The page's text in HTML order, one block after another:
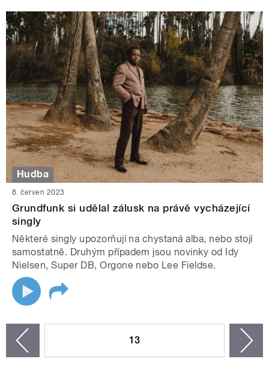
Hudba
8. červen 2023
Grundfunk si udělal zálusk na právě vycházející
singly
Některé singly upozorňují na chystaná alba, nebo stojí
samostatně. Druhým případem jsou novinky od Idy
Nielsen, Super DB, Orgone nebo Lee Fieldse.
13